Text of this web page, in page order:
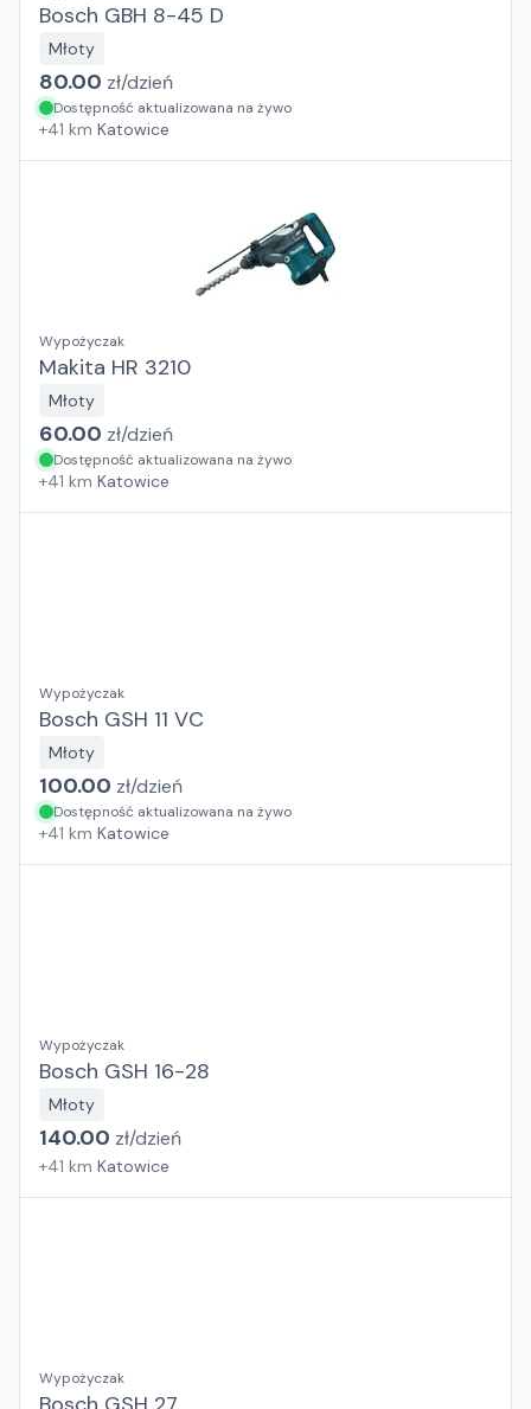
Bosch GBH 8-45 D
Młoty
80.00 zł/dzień
Dostępność aktualizowana na żywo
+41 km Katowice
Wypożyczak
Makita HR 3210
Młoty
60.00 zł/dzień
Dostępność aktualizowana na żywo
+41 km Katowice
Wypożyczak
Bosch GSH 11 VC
Młoty
100.00 zł/dzień
Dostępność aktualizowana na żywo
+41 km Katowice
Wypożyczak
Bosch GSH 16-28
Młoty
140.00 zł/dzień
+41 km Katowice
Wypożyczak